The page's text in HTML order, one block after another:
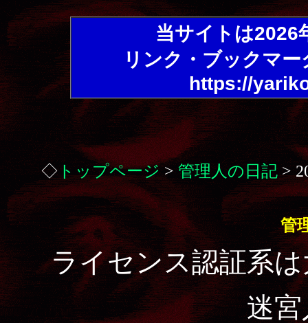
当サイトは2026
リンク・ブックマ
https://
◇ トップページ > 管理人の日記 >
管
ライセンス認証系
迷